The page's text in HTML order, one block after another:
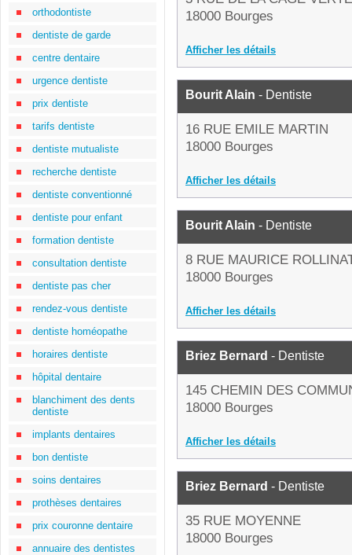
orthodontiste
dentiste de garde
centre dentaire
urgence dentiste
prix dentiste
tarifs dentiste
dentiste mutualiste
recherche dentiste
dentiste conventionné
dentiste pour enfant
formation dentiste
consultation dentiste
dentiste pas cher
rendez-vous dentiste
dentiste homéopathe
horaires dentiste
hôpital dentaire
blanchiment des dents
dentiste
implants dentaires
bon dentiste
soins dentaires
prothèses dentaires
prix couronne dentaire
annuaire des dentistes
18000 Bourges
Afficher les détails
Bourit Alain - Dentiste
16 RUE EMILE MARTIN
18000 Bourges
Afficher les détails
Bourit Alain - Dentiste
8 RUE MAURICE
18000 Bourges
Afficher les détails
Briez Bernard - Dentiste
145 CHEMIN DES
18000 Bourges
Afficher les détails
Briez Bernard - Dentiste
35 RUE MOYENNE
18000 Bourges